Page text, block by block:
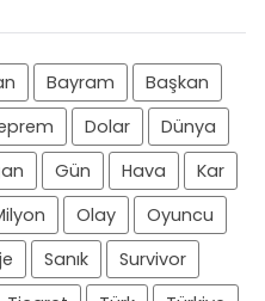
Bayram
Başkan
Dolar
Dünya
Gün Hava
Kar
Olay
Oyuncu
Sanık
Survivor